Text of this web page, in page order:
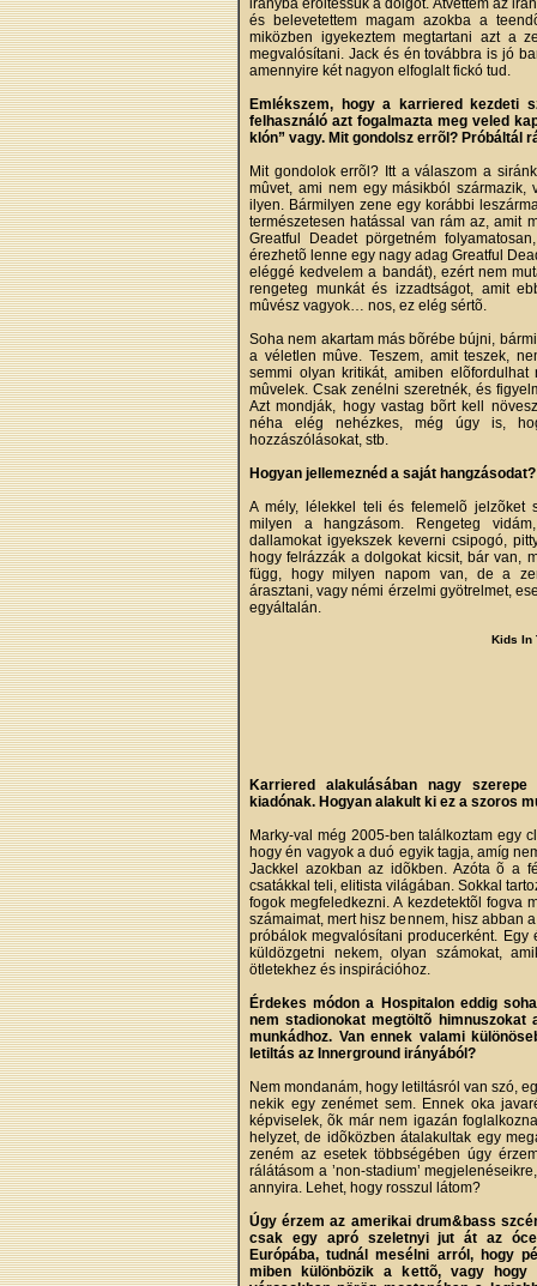
irányba erõltessük a dolgot. Átvettem az
és belevetettem magam azokba a
miközben igyekeztem megtartani azt a
megvalósítani. Jack és én továbbra is jó
amennyire két nagyon elfoglalt fickó tud.
Emlékszem, hogy a karriered kezdeti
felhasználó azt fogalmazta meg veled
klón” vagy. Mit gondolsz errõl? Próbáltál
Mit gondolok errõl? Itt a válaszom a
mûvet, ami nem egy másikból
ilyen. Bármilyen zene egy korábbi
természetesen hatással van rám az, amit
Greatful Deadet pörgetném
érezhetõ lenne egy nagy adag Greatful
eléggé kedvelem a bandát), ezért nem
rengeteg munkát és izzadtságot, amit
mûvész vagyok… nos, ez elég sértõ.
Soha nem akartam más bõrébe bújni,
a véletlen mûve. Teszem, amit teszek,
semmi olyan kritikát, amiben
mûvelek. Csak zenélni szeretnék, és
Azt mondják, hogy vastag bõrt kell
néha elég nehézkes, még úgy is,
hozzászólásokat, stb.
Hogyan jellemeznéd a saját hangzásodat?
A mély, lélekkel teli és felemelõ jelzõket
milyen a hangzásom. Rengeteg
dallamokat igyekszek keverni csipogó,
hogy felrázzák a dolgokat kicsit, bár van,
függ, hogy milyen napom van, de a
árasztani, vagy némi érzelmi gyötrelmet,
egyáltalán.
Kids In
Karriered alakulásában nagy
kiadónak. Hogyan alakult ki ez a szoros
Marky-val még 2005-ben találkoztam egy
hogy én vagyok a duó egyik tagja, amíg
Jackkel azokban az idõkben. Azóta õ a
csatákkal teli, elitista világában. Sokkal
fogok megfeledkezni. A kezdetektõl fogva
számaimat, mert hisz bennem, hisz abban
próbálok megvalósítani producerként. Egy
küldözgetni nekem, olyan számokat,
ötletekhez és inspirációhoz.
Érdekes módon a Hospitalon eddig
nem stadionokat megtöltõ
munkádhoz. Van ennek valami
letiltás az Innerground irányából?
Nem mondanám, hogy letiltásról van szó,
nekik egy zenémet sem. Ennek oka
képviselek, õk már nem igazán
helyzet, de idõközben átalakultak egy
zeném az esetek többségében úgy
rálátásom a ’non-stadium’
annyira. Lehet, hogy rosszul látom?
Úgy érzem az amerikai drum&bass
csak egy apró szeletnyi jut át az
Európába, tudnál mesélni arról, hogy
miben különbözik a kettõ, vagy hogy